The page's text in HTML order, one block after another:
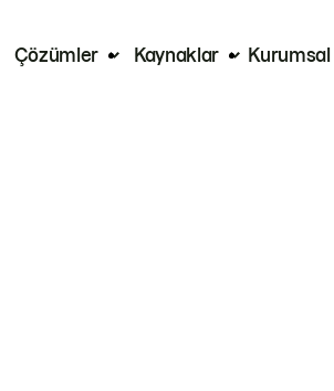
Çözümler Kaynaklar Kurumsal